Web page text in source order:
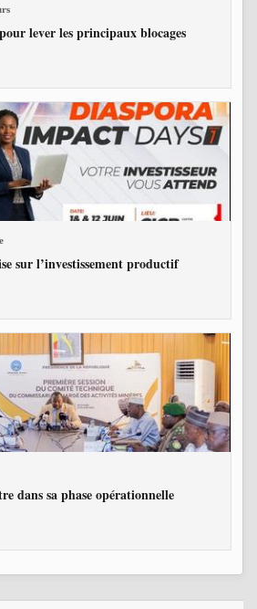
lever les principaux blocages
sur l’investissement productif
dans sa phase opérationnelle